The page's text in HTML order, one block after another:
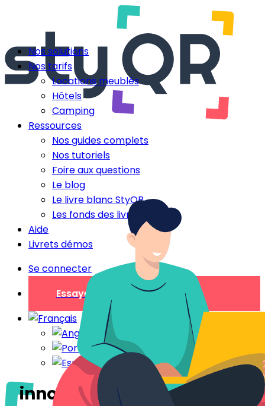
Nos solutions
Nos tarifs
Locations meublés
Hôtels
Camping
Ressources
Nos guides complets
Nos tutoriels
Foire aux questions
Le blog
Le livre blanc StyQR
Les fonds des livrets
Aide
Livrets démos
Se connecter
Essayer gratuitement
innovation